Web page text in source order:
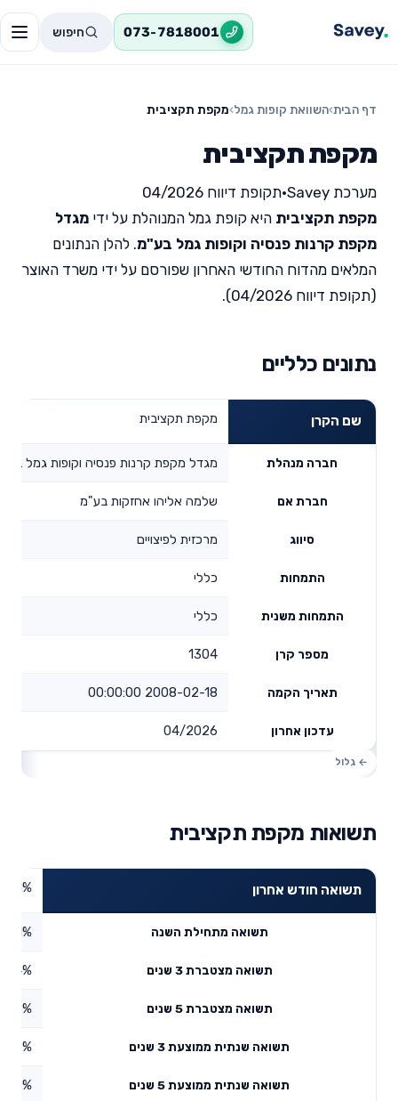
073-7818001 חיפוש
דף הבית›השוואת קופות גמל›מקפת תקציבית
מקפת תקציבית
מערכת Savey •תקופת דיווח 04/2026
מקפת תקציבית היא קופת גמל המנוהלת על ידי מגדל
מקפת קרנות פנסיה וקופות גמל בע"מ. להלן הנתונים
המלאים מהדוח החודשי האחרון שפורסם על ידי משרד האוצר
(תקופת דיווח 04/2026).
נתונים כלליים
שם הקרן מקפת תקציבית
חברה מנהלת מגדל מקפת קרנות פנסיה וקופות גמל
חברת אם שלמה אליהו אחזקות בע"מ
סיווג מרכזית לפיצויים
התמחות כללי
התמחות משנית כללי
מספר קרן 1304
תאריך הקמה 2008-02-18 00:00:00
עדכון אחרון 04/2026
תשואות מקפת תקציבית
תשואה חודש אחרון
תשואה מתחילת השנה
תשואה מצטברת 3 שנים
תשואה מצטברת 5 שנים
תשואה שנתית ממוצעת 3 שנים
תשואה שנתית ממוצעת 5 שנים